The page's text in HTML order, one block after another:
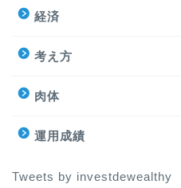
経済
考え方
肉体
運用成績
Tweets by investdewealthy